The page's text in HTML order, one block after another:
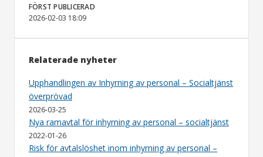
FÖRST PUBLICERAD
2026-02-03 18:09
Relaterade nyheter
Upphandlingen av Inhyrning av personal – Socialtjänst
överprövad
2026-03-25
Nya ramavtal för inhyrning av personal – socialtjänst
2022-01-26
Risk för avtalslöshet inom inhyrning av personal –